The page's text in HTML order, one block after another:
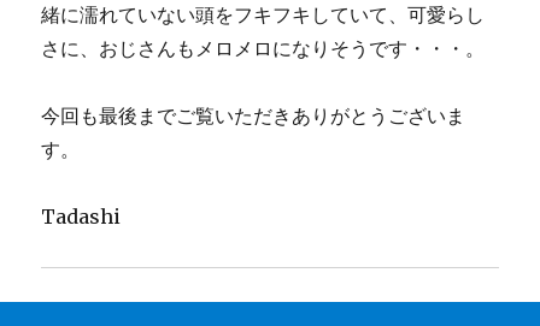
緒に濡れていない頭をフキフキしていて、可愛らし
さに、おじさんもメロメロになりそうです・・・。
今回も最後までご覧いただきありがとうございま
す。
Tadashi